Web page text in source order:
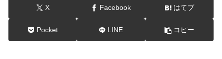
X Facebook はてブ
Pocket LINE コピー